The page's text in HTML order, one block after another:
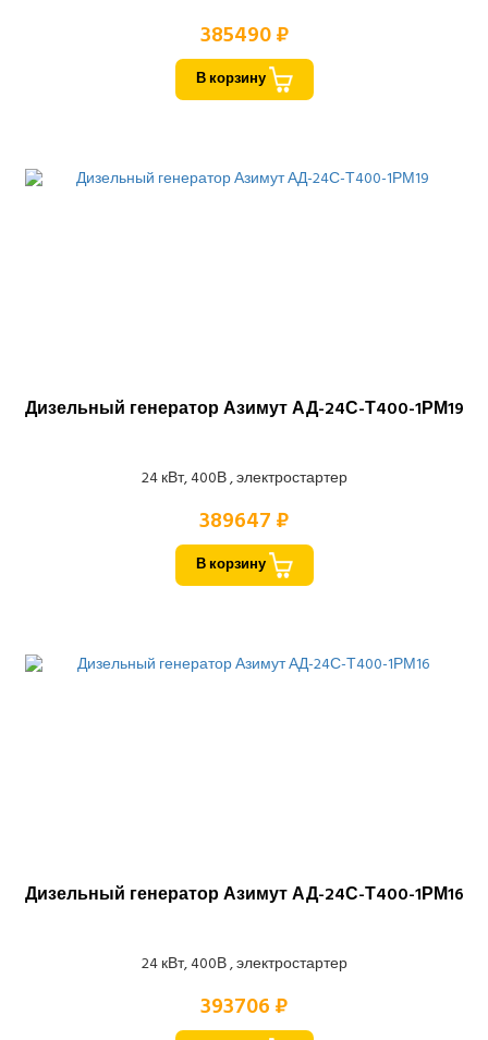
385490 ₽
В корзину
Дизельный генератор Азимут АД-24С-Т400-1РМ19
24 кВт, 400В , электростартер
389647 ₽
В корзину
Дизельный генератор Азимут АД-24С-Т400-1РМ16
24 кВт, 400В , электростартер
393706 ₽